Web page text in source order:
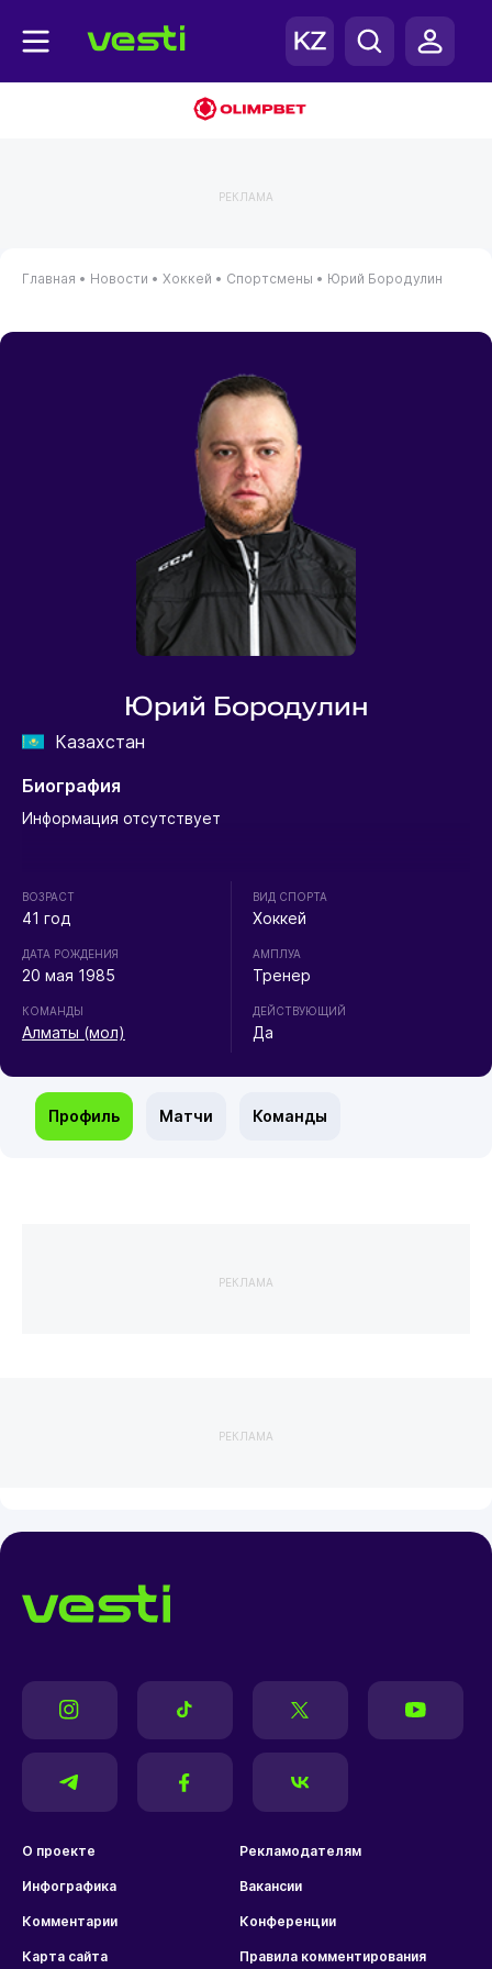
РЕКЛАМА
Главная • Новости • Хоккей • Спортсмены • Юрий Бородулин
Юрий Бородулин
Казахстан
Биография
Информация отсутствует
ВОЗРАСТ
41 год
ДАТА РОЖДЕНИЯ
20 мая 1985
КОМАНДЫ
Алматы (мол)
ВИД СПОРТА
Хоккей
АМПЛУА
Тренер
ДЕЙСТВУЮЩИЙ
Да
Профиль Матчи Команды
РЕКЛАМА
РЕКЛАМА
О проекте Рекламодателям
Инфографика Вакансии
Комментарии Конференции
Карта сайта Правила комментирования